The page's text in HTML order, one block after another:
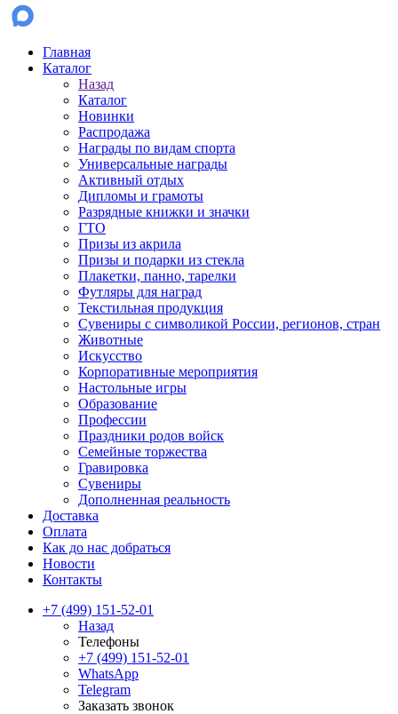
Главная
Каталог
Назад
Каталог
Новинки
Распродажа
Награды по видам спорта
Универсальные награды
Активный отдых
Дипломы и грамоты
Разрядные книжки и значки
ГТО
Призы из акрила
Призы и подарки из стекла
Плакетки, панно, тарелки
Футляры для наград
Текстильная продукция
Сувениры с символикой России, регионов, стран
Животные
Искусство
Корпоративные мероприятия
Настольные игры
Образование
Профессии
Праздники родов войск
Семейные торжества
Гравировка
Сувениры
Дополненная реальность
Доставка
Оплата
Как до нас добраться
Новости
Контакты
+7 (499) 151-52-01
Назад
Телефоны
+7 (499) 151-52-01
WhatsApp
Telegram
Заказать звонок